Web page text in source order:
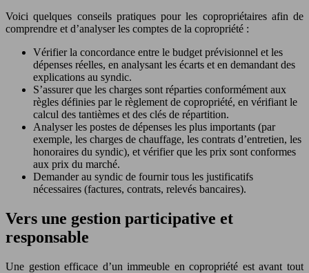
Voici quelques conseils pratiques pour les copropriétaires afin de
comprendre et d’analyser les comptes de la copropriété :
Vérifier la concordance entre le budget prévisionnel et les
dépenses réelles, en analysant les écarts et en demandant des
explications au syndic.
S’assurer que les charges sont réparties conformément aux
règles définies par le règlement de copropriété, en vérifiant le
calcul des tantièmes et des clés de répartition.
Analyser les postes de dépenses les plus importants (par
exemple, les charges de chauffage, les contrats d’entretien, les
honoraires du syndic), et vérifier que les prix sont conformes
aux prix du marché.
Demander au syndic de fournir tous les justificatifs
nécessaires (factures, contrats, relevés bancaires).
Vers une gestion participative et
responsable
Une gestion efficace d’un immeuble en copropriété est avant tout